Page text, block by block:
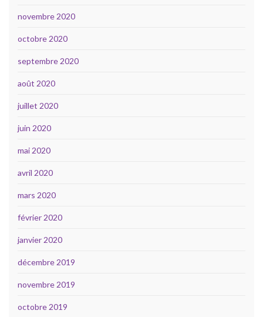
novembre 2020
octobre 2020
septembre 2020
août 2020
juillet 2020
juin 2020
mai 2020
avril 2020
mars 2020
février 2020
janvier 2020
décembre 2019
novembre 2019
octobre 2019